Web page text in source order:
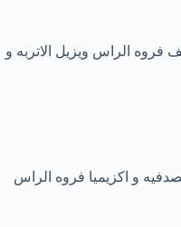
فروه الراس ويزيل الاتربه و
و اكزيميا فروه الراس